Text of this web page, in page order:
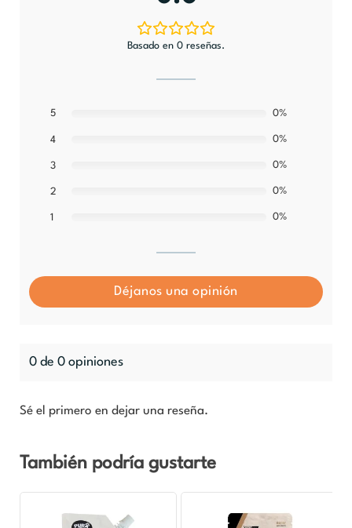
Basado en 0 reseñas.
5 0%
4 0%
3 0%
2 0%
1 0%
Déjanos una opinión
0 de 0 opiniones
Sé el primero en dejar una reseña.
También podría gustarte